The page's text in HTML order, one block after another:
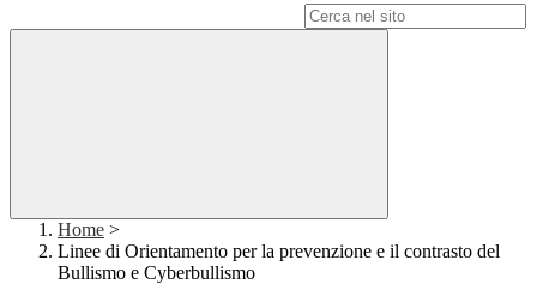
Home >
Linee di Orientamento per la prevenzione e il contrasto del
Bullismo e Cyberbullismo